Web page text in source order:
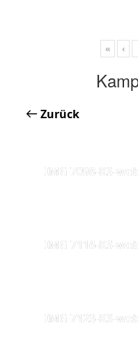
« ‹
Zurück
IMG 7098-KS-
IMG 7116-KS-
IMG 7123-KS-